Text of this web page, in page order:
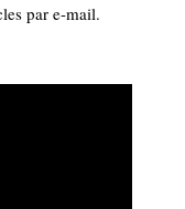
par e-mail.